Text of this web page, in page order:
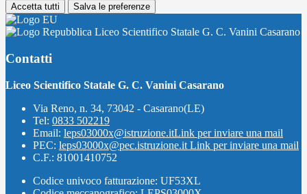
Accetta tutti Salva le preferenze
Liceo Scientifico Statale G. C. Vanini Casarano
Contatti
Liceo Scientifico Statale G. C. Vanini Casarano
Via Reno, n. 34, 73042 - Casarano(LE)
Tel: 0833 502219
Email: leps03000x@istruzione.itLink per inviare una mail
PEC: leps03000x@pec.istruzione.it Link per inviare una mail
C.F.: 81001410752
Codice univoco fatturazione: UF53XL